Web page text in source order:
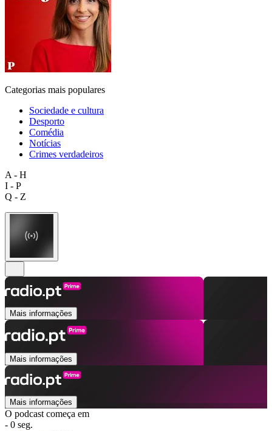
Categorias mais populares
Sociedade e cultura
Desporto
Comédia
Notícias
Crimes verdadeiros
A - H
I - P
Q - Z
Mais informações
Mais informações
Mais informações
O podcast começa em
- 0 seg.